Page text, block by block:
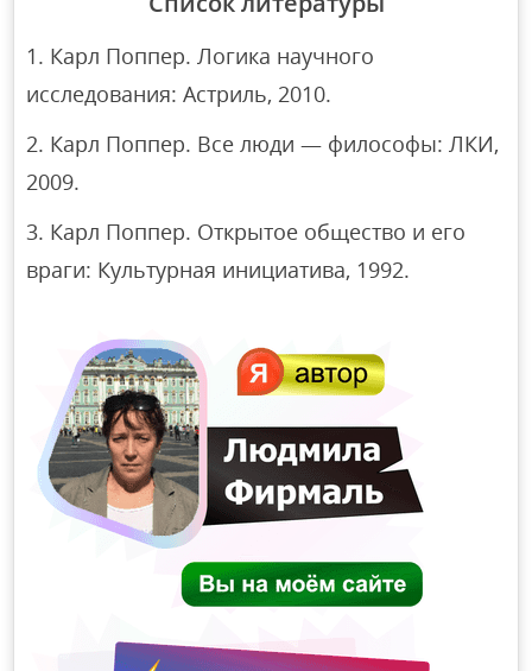
Карл Поппер. Логика научного
исследования: Астриль, 2010.
Карл Поппер. Все люди — философы: ЛКИ,
2009.
Карл Поппер. Открытое общество и его
враги: Культурная инициатива, 1992.